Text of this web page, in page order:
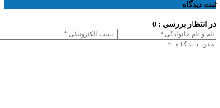
ثبت دیدگاه
در انتظار بررسی : 0